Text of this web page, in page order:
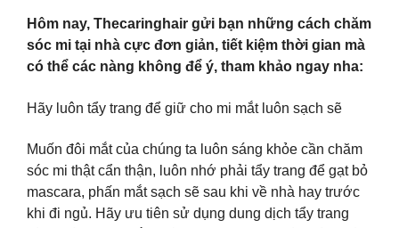
Hôm nay, Thecaringhair gửi bạn những cách chăm
sóc mi tại nhà cực đơn giản, tiết kiệm thời gian mà
có thể các nàng không để ý, tham khảo ngay nha:
Hãy luôn tẩy trang để giữ cho mi mắt luôn sạch sẽ
Muốn đôi mắt của chúng ta luôn sáng khỏe cần chăm
sóc mi thật cẩn thận, luôn nhớ phải tẩy trang để gạt bỏ
mascara, phấn mắt sạch sẽ sau khi về nhà hay trước
khi đi ngủ. Hãy ưu tiên sử dụng dung dịch tẩy trang